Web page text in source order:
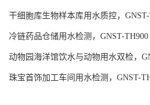
求
干细胞库生物样本库用水质控，
全
冷链药品仓储用水检测，GNST-
动物园海洋馆饮水与动物用水双检，
水安全
珠宝首饰加工车间用水检测，GNST-